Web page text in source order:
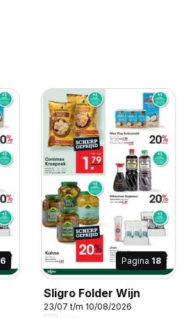
6 Pagina 18
Sligro Folder Wijn
23/07 t/m 10/08/2026